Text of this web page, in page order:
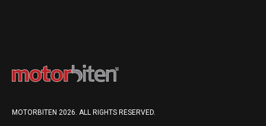
MOTORBITEN 2026. ALL RIGHTS RESERVED.